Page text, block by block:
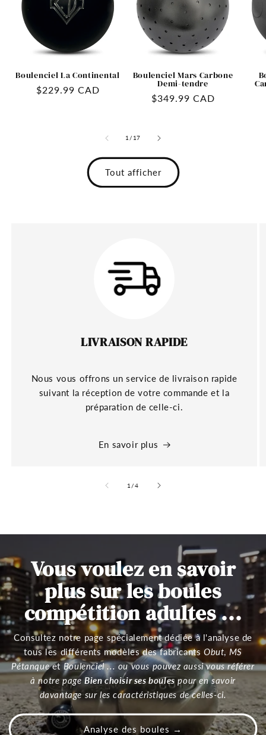
Boulenciel La Continental
Prix
$229.99 CAD
Boulenciel Mars Carbone
Demi-tendre
Prix
$349.99 CAD
1 / de
17
Tout afficher
LIVRAISON RAPIDE
Nous vous offrons un service de livraison rapide
suivant la réception de votre commande et la
préparation de celle-ci.
En savoir plus
1 /de
4
Vous voulez en savoir
plus sur les boules
compétition adultes ...
Consultez notre page spécialement dédiée à l'analyse de
tous les différents modèles des fabricants Obut, MS
Pétanqueet Boulenciel ... ou vous pouvez aussi vous référer
à notre page Bien choisir ses boules pour en savoir
davantage sur les caractéristiques de celles-ci.
Analyse des boules →